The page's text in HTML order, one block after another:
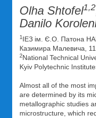
Olha Shtofel1,2
Danilo
1 ІЕЗ ім. Є.О. Патона
Казимира Малевича, 11.
2National Technical
Kyiv Polytechnic
Almost all of the most
are determined by its
metallographic studies
microstructure, which